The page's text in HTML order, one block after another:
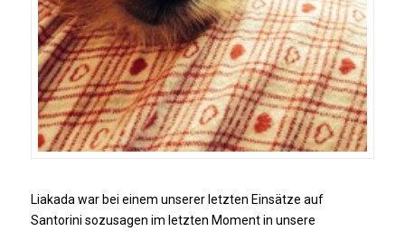
Liakada war bei einem unserer letzten Einsätze auf
Santorini sozusagen im letzten Moment in unsere